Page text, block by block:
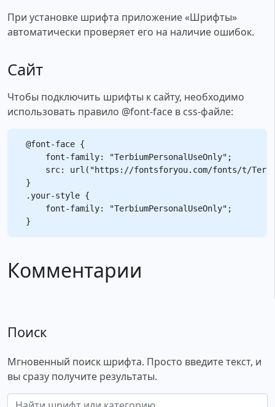
При установке шрифта приложение «Шрифты»
автоматически проверяет его на наличие ошибок.
Сайт
Чтобы подключить шрифты к сайту, необходимо
использовать правило @font-face в css-файле:
@font-face {
    font-family: "TerbiumPersonalUseOnly";
src: url("https://fontsforyou.com/fonts/t/
}
.your-style {
    font-family: "TerbiumPersonalUseOnly";
Комментарии
Поиск
Мгновенный поиск шрифта. Просто введите текст, и
вы сразу получите результаты.